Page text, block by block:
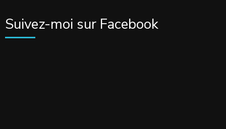
Suivez-moi sur Facebook